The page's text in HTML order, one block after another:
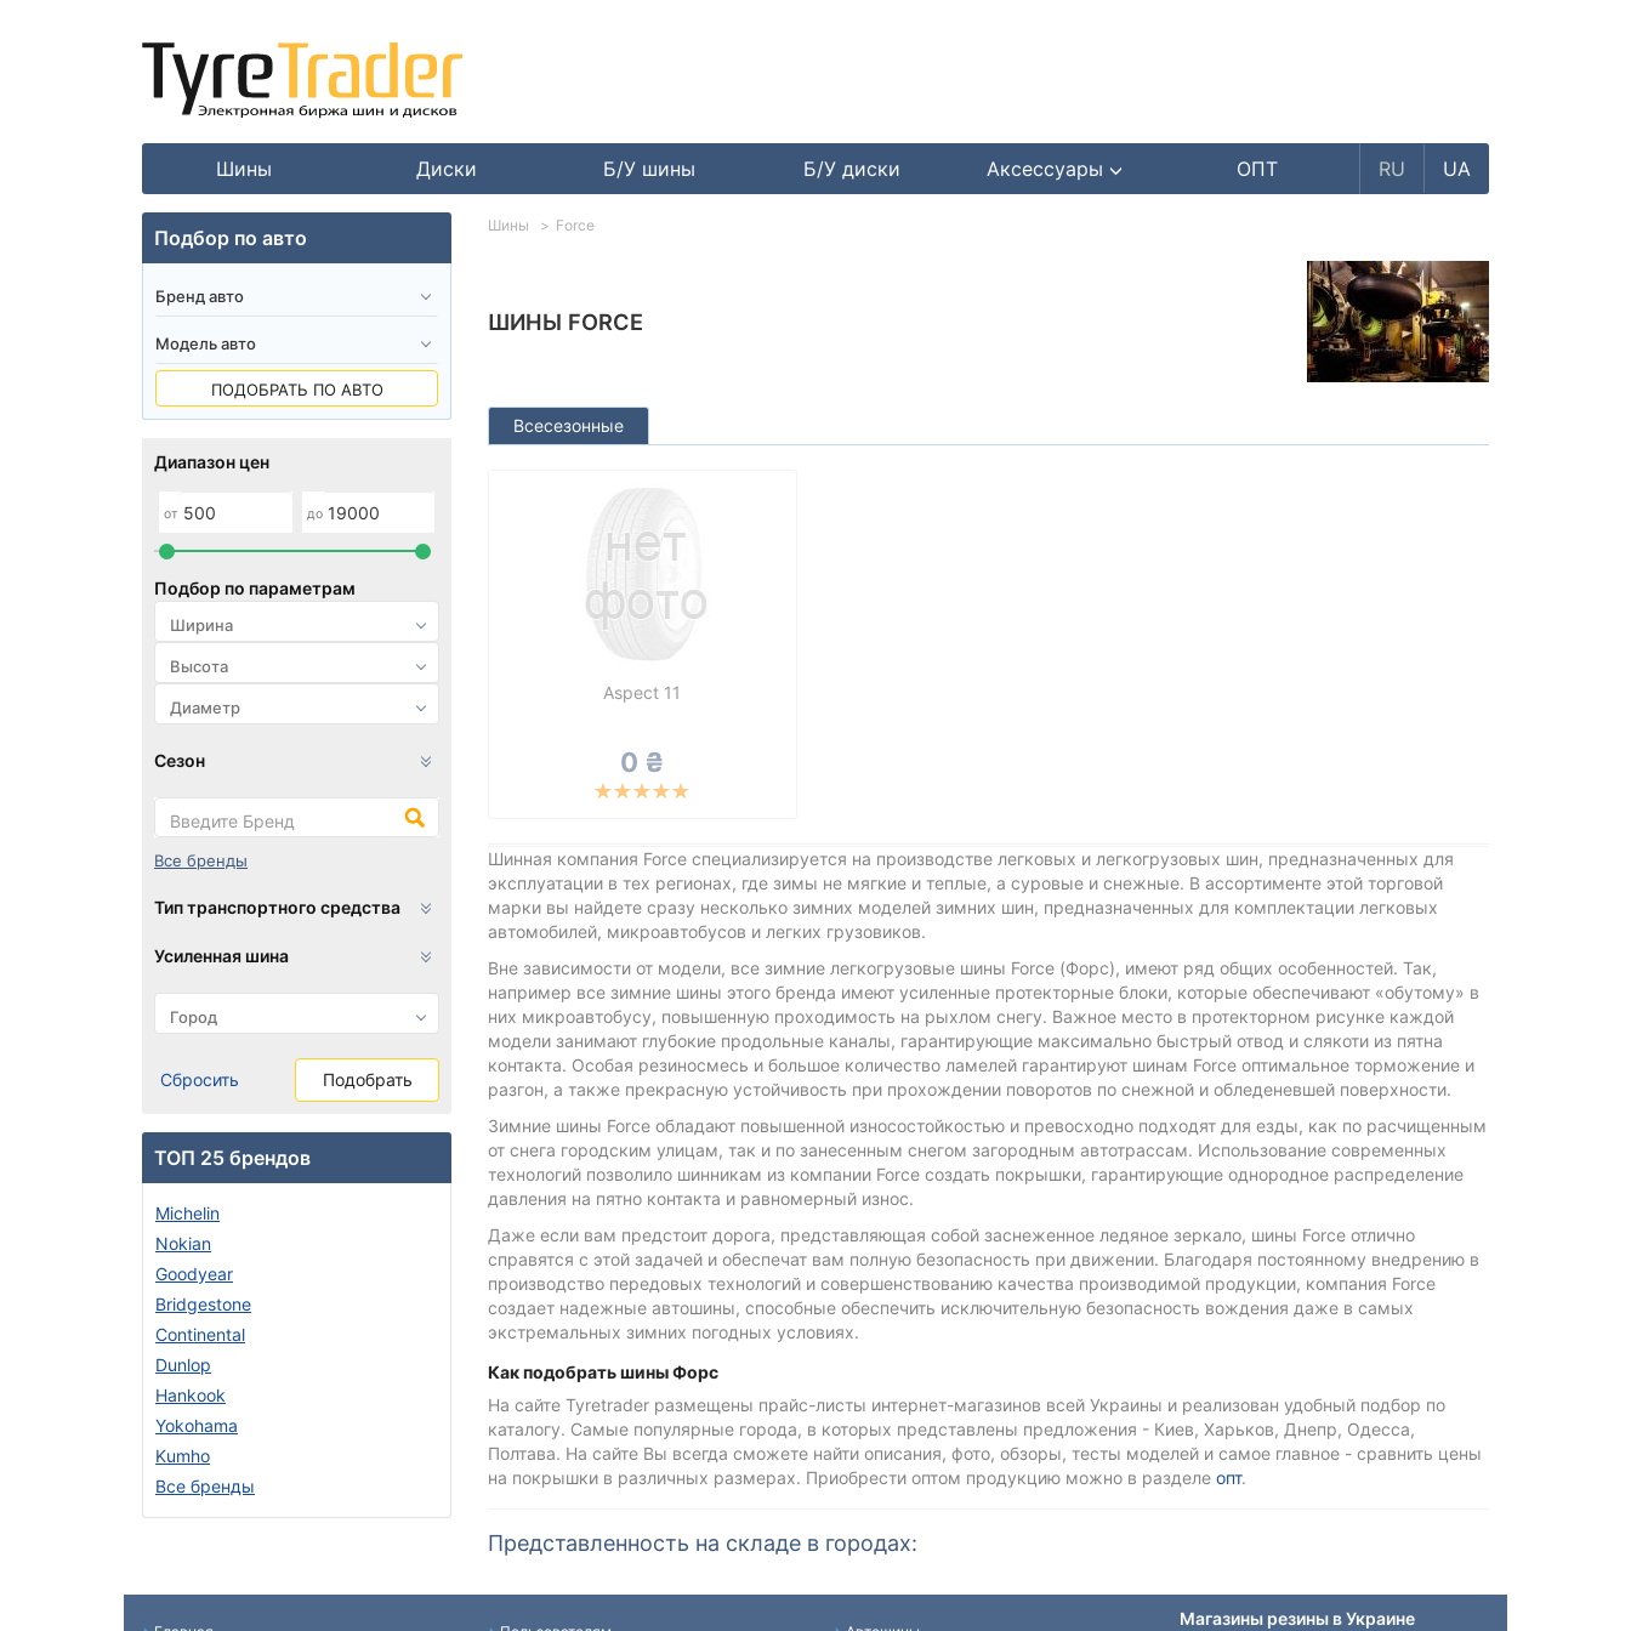
Шины Диски Б/У шины Б/У диски Аксессуары ОПТ RU UA
ШИНЫ FORCE
Всесезонные
Aspect 11
0 ₴
Шинная компания Force специализируется на производстве легковых и легкогрузовых шин, предназначенных для
эксплуатации в тех регионах, где зимы не мягкие и теплые, а суровые и снежные. В ассортименте этой торговой
марки вы найдете сразу несколько зимних моделей зимних шин, предназначенных для комплектации легковых
автомобилей, микроавтобусов и легких грузовиков.
Вне зависимости от модели, все зимние легкогрузовые шины Force (Форс), имеют ряд общих особенностей. Так,
например все зимние шины этого бренда имеют усиленные протекторные блоки, которые обеспечивают «обутому» в
них микроавтобусу, повышенную проходимость на рыхлом снегу. Важное место в протекторном рисунке каждой
модели занимают глубокие продольные каналы, гарантирующие максимально быстрый отвод и слякоти из пятна
контакта. Особая резиносмесь и большое количество ламелей гарантируют шинам Force оптимальное торможение и
разгон, а также прекрасную устойчивость при прохождении поворотов по снежной и обледеневшей поверхности.
Зимние шины Force обладают повышенной износостойкостью и превосходно подходят для езды, как по расчищенным
от снега городским улицам, так и по занесенным снегом загородным автотрассам. Использование современных
технологий позволило шинникам из компании Force создать покрышки, гарантирующие однородное распределение
давления на пятно контакта и равномерный износ.
Даже если вам предстоит дорога, представляющая собой заснеженное ледяное зеркало, шины Force отлично
справятся с этой задачей и обеспечат вам полную безопасность при движении. Благодаря постоянному внедрению в
производство передовых технологий и совершенствованию качества производимой продукции, компания Force
создает надежные автошины, способные обеспечить исключительную безопасность вождения даже в самых
экстремальных зимних погодных условиях.
Как подобрать шины Форс
На сайте Tyretrader размещены прайс-листы интернет-магазинов всей Украины и реализован удобный подбор по
каталогу. Самые популярные города, в которых представлены предложения - Киев, Харьков, Днепр, Одесса,
Полтава. На сайте Вы всегда сможете найти описания, фото, обзоры, тесты моделей и самое главное - сравнить цены
на покрышки в различных размерах. Приобрести оптом продукцию можно в разделе опт.
Представленность на складе в городах:
Шины Force
Подбор по авто
ПОДОБРАТЬ ПО АВТО
Диапазон цен
от до
Подбор по параметрам
Сезон
Все бренды
Тип транспортного средства
Усиленная шина
Сбросить Подобрать
ТОП 25 брендов
Michelin
Nokian
Goodyear
Bridgestone
Continental
Dunlop
Hankook
Yokohama
Kumho
Все бренды
Магазины резины в Украине